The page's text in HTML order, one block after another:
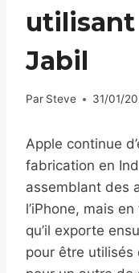
utilisant
Jabil
Par Steve 31/01/
Apple continue
fabrication en
assemblant des
l’iPhone, mais
qu’il exporte
pour être utilisés